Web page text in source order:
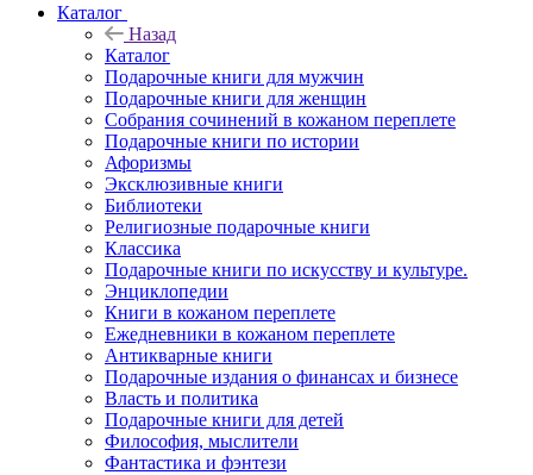
Каталог
Назад
Каталог
Подарочные книги для мужчин
Подарочные книги для женщин
Собрания сочинений в кожаном переплете
Подарочные книги по истории
Афоризмы
Эксклюзивные книги
Библиотеки
Религиозные подарочные книги
Классика
Подарочные книги по искусству и культуре.
Энциклопедии
Книги в кожаном переплете
Ежедневники в кожаном переплете
Антикварные книги
Подарочные издания о финансах и бизнесе
Власть и политика
Подарочные книги для детей
Философия, мыслители
Фантастика и фэнтези